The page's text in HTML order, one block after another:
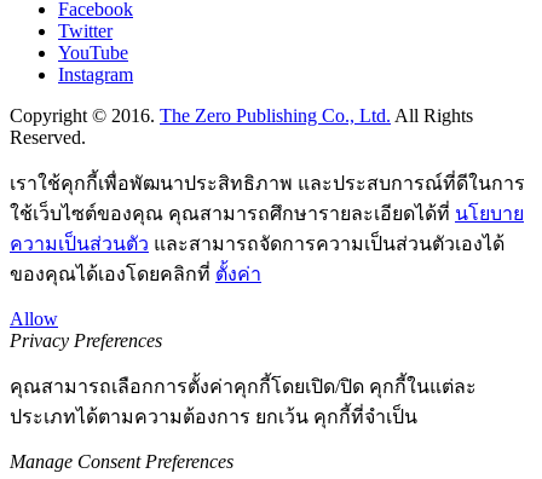
Facebook
Twitter
YouTube
Instagram
Copyright © 2016. The Zero Publishing Co., Ltd. All Rights
Reserved.
เราใช้คุกกี้เพื่อพัฒนาประสิทธิภาพ และประสบการณ์ที่ดีในการ
ใช้เว็บไซต์ของคุณ คุณสามารถศึกษารายละเอียดได้ที่ นโยบาย
ความเป็นส่วนตัว และสามารถจัดการความเป็นส่วนตัวเองได้
ของคุณได้เองโดยคลิกที่ ตั้งค่า
Allow
Privacy Preferences
คุณสามารถเลือกการตั้งค่าคุกกี้โดยเปิด/ปิด คุกกี้ในแต่ละ
ประเภทได้ตามความต้องการ ยกเว้น คุกกี้ที่จำเป็น
Manage Consent Preferences